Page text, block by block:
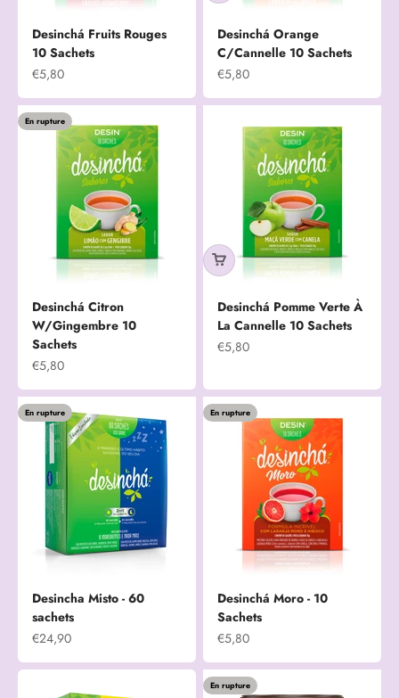
Desinchá Fruits Rouges
10 Sachets
Prix de vente
€5,80
Desinchá Orange
C/Cannelle 10 Sachets
Prix de vente
€5,80
En rupture
Desinchá Citron
W/Gingembre 10
Sachets
Prix de vente
€5,80
Desinchá Pomme Verte À
La Cannelle 10 Sachets
Prix de vente
€5,80
En rupture
Desincha Misto - 60
sachets
Prix de vente
€24,90
En rupture
Desinchá Moro - 10
Sachets
Prix de vente
€5,80
En rupture